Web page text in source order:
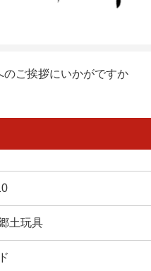
のご挨拶にいかがですか
土玩具